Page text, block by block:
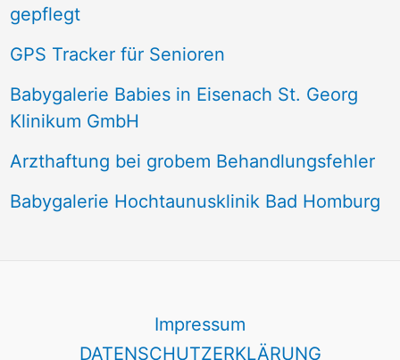
gepflegt
GPS Tracker für Senioren
Babygalerie Babies in Eisenach St. Georg
Klinikum GmbH
Arzthaftung bei grobem Behandlungsfehler
Babygalerie Hochtaunusklinik Bad Homburg
Impressum
DATENSCHUTZERKLÄRUNG